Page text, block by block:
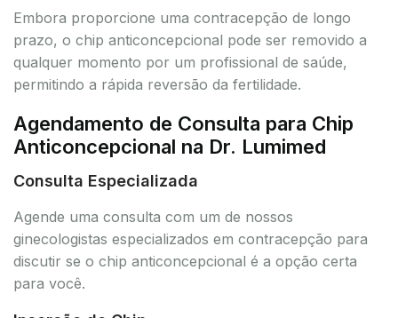
Embora proporcione uma contracepção de longo
prazo, o chip anticoncepcional pode ser removido a
qualquer momento por um profissional de saúde,
permitindo a rápida reversão da fertilidade.
Agendamento de Consulta para Chip
Anticoncepcional na Dr. Lumimed
Consulta Especializada
Agende uma consulta com um de nossos
ginecologistas especializados em contracepção para
discutir se o chip anticoncepcional é a opção certa
para você.